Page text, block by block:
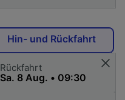
Hin- und Rückfahrt
Rückfahrt